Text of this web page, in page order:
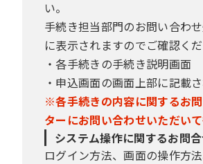
い。
手続き担当部門のお問い合わ
に表示されますのでご確認くだ
・各手続きの手続き説明画面
・申込画面の画面上部に記
※各手続きの内容に関するお
ターにお問い合わせいただい
システム操作に関するお問
ログイン方法、画面の操作方